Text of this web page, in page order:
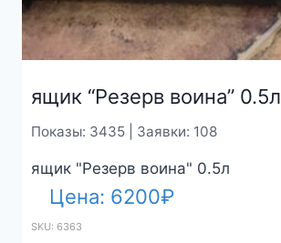
ящик “Резерв воина” 0.5л
Показы: 3435 | Заявки: 108
ящик "Резерв воина" 0.5л
Цена: 6200₽
SKU: 6363